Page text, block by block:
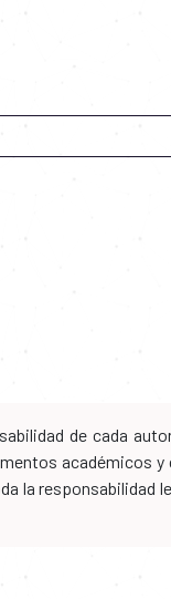
de cada
académicos
la responsabilidad